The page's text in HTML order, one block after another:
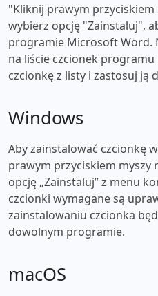
"Kliknij prawym
wybierz opcję "Zainstaluj",
programie Microsoft Word.
na liście czcionek
czcionkę z listy i zastosuj ją
Windows
Aby zainstalować czcionkę
prawym przyciskiem myszy
opcję „Zainstaluj” z menu
czcionki wymagane są
zainstalowaniu czcionka
dowolnym programie.
macOS